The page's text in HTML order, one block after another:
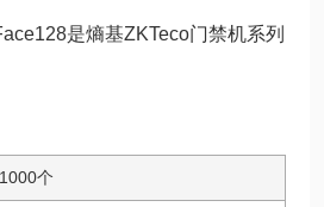
是熵基ZKTeco门禁机系列
1000个